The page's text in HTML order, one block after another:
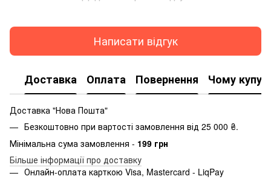
Написати відгук
Доставка Оплата Повернення Чому
Доставка "Нова Пошта"
Безкоштовно при вартості замовлення від 25 000 ₴.
Мінімальна сума замовлення - 199 грн
Більше інформації про доставку
Онлайн-оплата карткою Visa, Mastercard - LiqPay